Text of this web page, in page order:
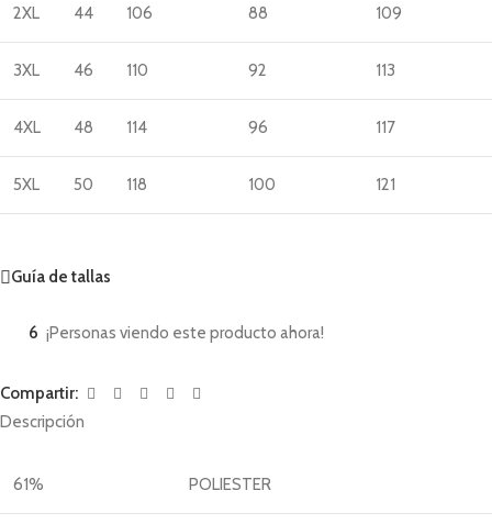
2XL 44 106 88 109
3XL 46 110 92 113
4XL 48 114 96 117
5XL 50 118 100 121
Guía de tallas
6 ¡Personas viendo este producto ahora!
Compartir:
Descripción
61% POLIESTER